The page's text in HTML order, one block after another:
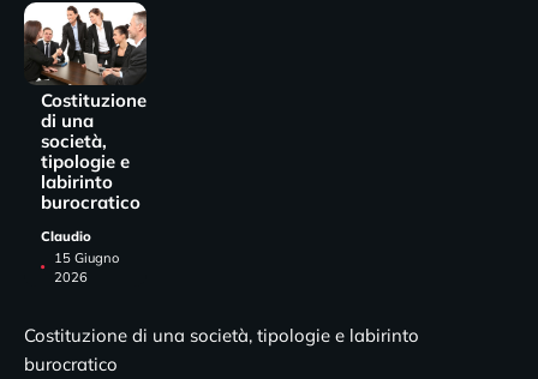
Costituzione
di una
società,
tipologie e
labirinto
burocratico
Claudio
15 Giugno
2026
Costituzione di una società, tipologie e labirinto
burocratico